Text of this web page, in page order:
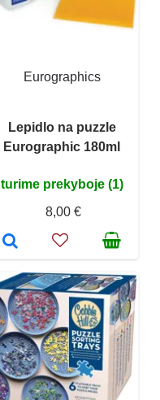
Eurographics
Lepidlo na puzzle
Eurographic 180ml
turime prekyboje (1)
8,00 €